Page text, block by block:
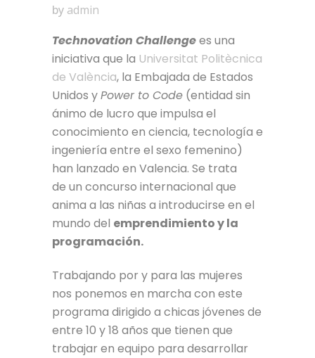
by admin
Technovation Challengees una
iniciativa que la Universitat Politècnica
de València, la Embajada de Estados
Unidos yPower to Code (entidad sin
ánimo de lucro que impulsa el
conocimiento en ciencia, tecnología e
ingeniería entre el sexo femenino)
han lanzado en Valencia. Se trata
de un concurso internacional que
anima a las niñas a introducirse en el
mundo del emprendimiento y la
programación.
Trabajando por y para las mujeres
nos ponemos en marcha con este
programa dirigido a chicas jóvenes de
entre 10 y 18 años que tienen que
trabajar en equipo para desarrollar